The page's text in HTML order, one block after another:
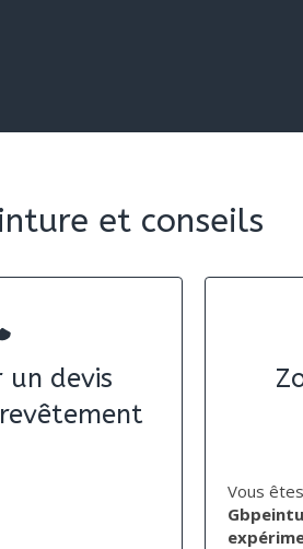
et conseils
un devis
Vous